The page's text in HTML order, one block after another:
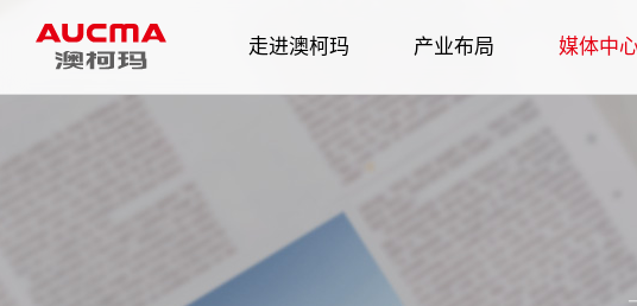
走进澳柯玛 产业布局 媒体中